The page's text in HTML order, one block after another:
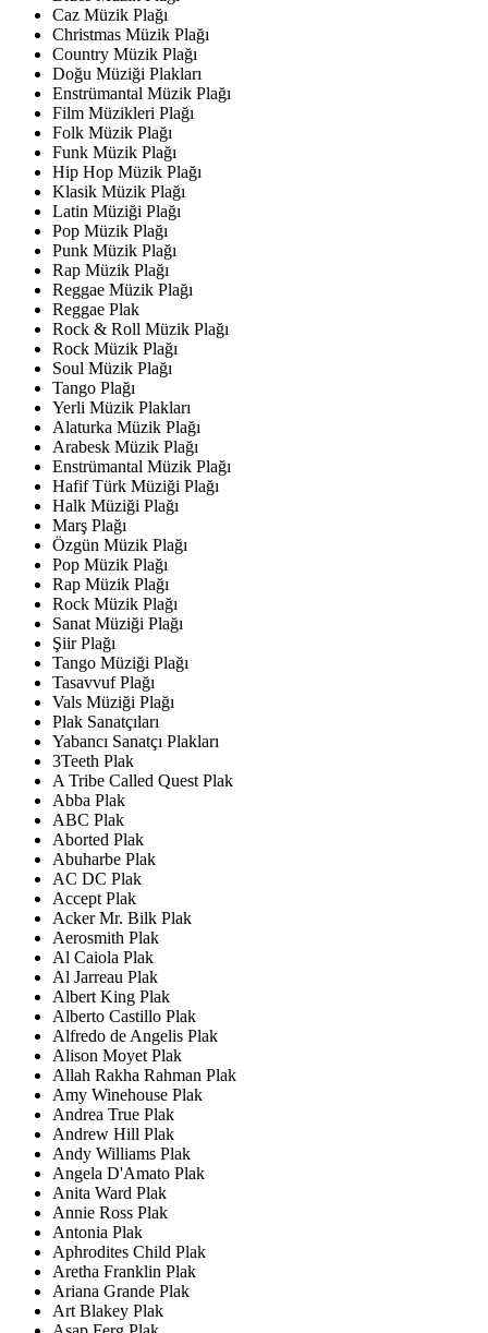
Caz Müzik Plağı
Christmas Müzik Plağı
Country Müzik Plağı
Doğu Müziği Plakları
Enstrümantal Müzik Plağı
Film Müzikleri Plağı
Folk Müzik Plağı
Funk Müzik Plağı
Hip Hop Müzik Plağı
Klasik Müzik Plağı
Latin Müziği Plağı
Pop Müzik Plağı
Punk Müzik Plağı
Rap Müzik Plağı
Reggae Müzik Plağı
Reggae Plak
Rock & Roll Müzik Plağı
Rock Müzik Plağı
Soul Müzik Plağı
Tango Plağı
Yerli Müzik Plakları
Alaturka Müzik Plağı
Arabesk Müzik Plağı
Enstrümantal Müzik Plağı
Hafif Türk Müziği Plağı
Halk Müziği Plağı
Marş Plağı
Özgün Müzik Plağı
Pop Müzik Plağı
Rap Müzik Plağı
Rock Müzik Plağı
Sanat Müziği Plağı
Şiir Plağı
Tango Müziği Plağı
Tasavvuf Plağı
Vals Müziği Plağı
Plak Sanatçıları
Yabancı Sanatçı Plakları
3Teeth Plak
A Tribe Called Quest Plak
Abba Plak
ABC Plak
Aborted Plak
Abuharbe Plak
AC DC Plak
Accept Plak
Acker Mr. Bilk Plak
Aerosmith Plak
Al Caiola Plak
Al Jarreau Plak
Albert King Plak
Alberto Castillo Plak
Alfredo de Angelis Plak
Alison Moyet Plak
Allah Rakha Rahman Plak
Amy Winehouse Plak
Andrea True Plak
Andrew Hill Plak
Andy Williams Plak
Angela D'Amato Plak
Anita Ward Plak
Annie Ross Plak
Antonia Plak
Aphrodites Child Plak
Aretha Franklin Plak
Ariana Grande Plak
Art Blakey Plak